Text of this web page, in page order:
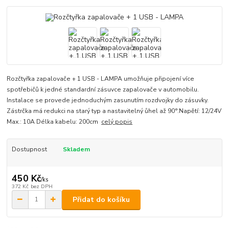
Rozčtyřka zapalovače + 1 USB - LAMPA umožňuje připojení více
spotřebičů k jedné standardní zásuvce zapalovače v automobilu.
Instalace se provede jednoduchým zasunutím rozdvojky do zásuvky.
Zástrčka má redukci na starý typ a nastavitelný ůhel až 90°.Napětí: 12/24V
Max.: 10A Délka kabelu: 200cm celý popis
Dostupnost Skladem
450 Kč/ks
372 Kč bez DPH
Přidat do košíku